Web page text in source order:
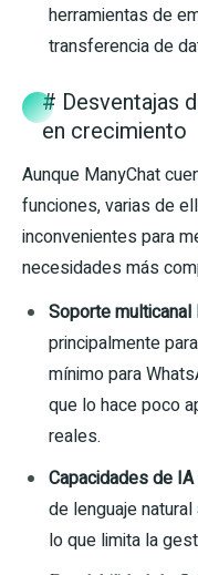
herramientas de
transferencia de
# Desventajas
en crecimiento
Aunque ManyChat
funciones, varias de
inconvenientes para
necesidades más
Soporte multicanal
principalmente
mínimo para
que lo hace poco
reales.
Capacidades de
de lenguaje
lo que limita la